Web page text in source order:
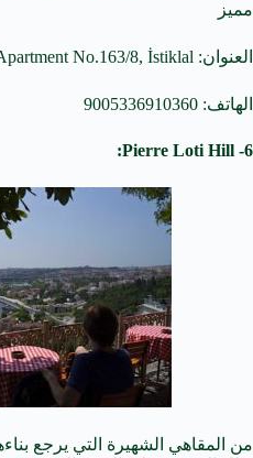
مميز
العنوان: İstiklal Caddesi, Mısır Apartment No.163/8, İstiklal
الهاتف: 9005336910360
6- Pierre Loti Hill:
من المقاهي الشهيرة التي يرجع